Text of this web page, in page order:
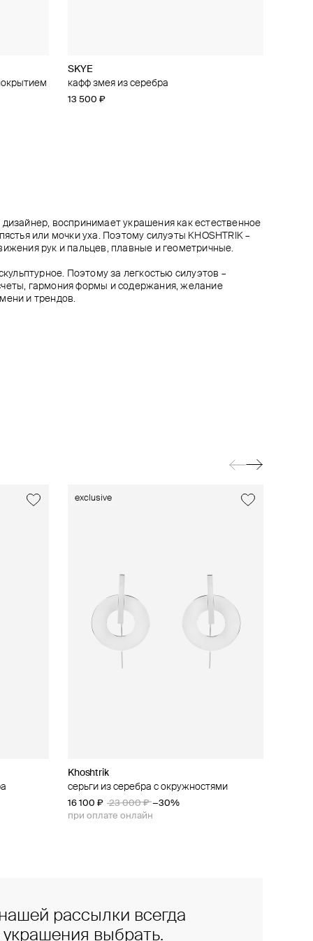
SKYE
кафф змея из серебра
13 500 ₽
OMUT
гипер-кафф "hyper heart" в форме масти
черви с пирсинг-проколами
SKYE
моносерьга из серебра
12 870 ₽
Earworm
кафф «репейник»
11 475 ₽
дизайнер, воспринимает украшения как естественное
или мочки уха. Поэтому силуэты KHOSHTRIK –
рук и пальцев, плавные и геометричные.
Поэтому за легкостью силуэтов –
гармония формы и содержания, желание
и трендов.
exclusive
Khoshtrik
серьги из серебра с окружностями
16 100 ₽ 23 000 ₽ −30%
при оплате онлайн
рассылки всегда
украшения выбрать.